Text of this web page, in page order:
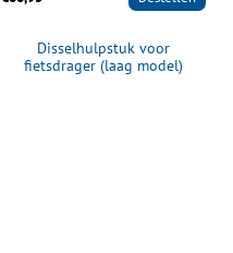
Disselhulpstuk voor
fietsdrager (laag model)